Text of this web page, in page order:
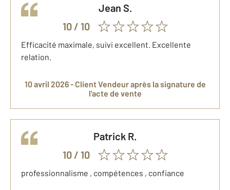
Jean S.
10/ 10
Efficacité maximale, suivi excellent. Excellente
relation.
10 avril 2026 - Client Vendeuraprès la signature de
l'acte de vente
Patrick R.
10/ 10
professionnalisme , compétences , confiance